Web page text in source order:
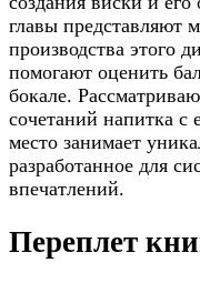
главы представляют
производства этого
помогают оценить
бокале.
сочетаний напитка с
место занимает
разработанное для
впечатлений.
Переплет